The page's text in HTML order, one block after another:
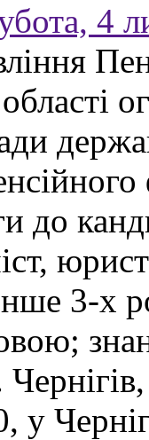
4
області
до
3-х
у